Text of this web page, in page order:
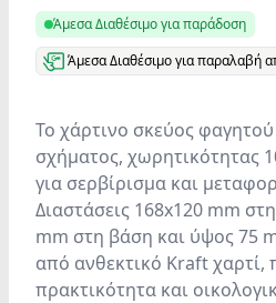
Άμεσα Διαθέσιμο για παράδοση
Άμεσα Διαθέσιμο για παραλαβή
Το χάρτινο σκεύος
σχήματος, χωρητικότητας
για σερβίρισμα και
Διαστάσεις 168x120 mm
mm στη βάση και ύψος 75
από ανθεκτικό Kraft χαρτί,
πρακτικότητα και